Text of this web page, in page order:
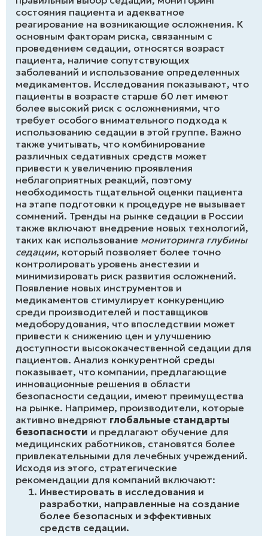
состояния пациента и адекватное
реагирование на возникающие осложнения. К
основным факторам риска, связанным с
проведением седации, относятся возраст
пациента, наличие сопутствующих
заболеваний и использование определенных
медикаментов. Исследования показывают, что
пациенты в возрасте старше 60 лет имеют
более высокий риск с осложнениями, что
требует особого внимательного подхода к
использованию седации в этой группе. Важно
также учитывать, что комбинирование
различных седативных средств может
привести к увеличению проявления
неблагоприятных реакций, поэтому
необходимость тщательной оценки пациента
на этапе подготовки к процедуре не вызывает
сомнений. Тренды на рынке седации в России
также включают внедрение новых технологий,
таких как использование мониторинга глубины
седации, который позволяет более точно
контролировать уровень анестезии и
минимизировать риск развития осложнений.
Появление новых инструментов и
медикаментов стимулирует конкуренцию
среди производителей и поставщиков
медоборудования, что впоследствии может
привести к снижению цен и улучшению
доступности высококачественной седации для
пациентов. Анализ конкурентной среды
показывает, что компании, предлагающие
инновационные решения в области
безопасности седации, имеют преимущества
на рынке. Например, производители, которые
активно внедряют глобальные стандарты
безопасности и предлагают обучение для
медицинских работников, становятся более
привлекательными для лечебных учреждений.
Исходя из этого, стратегические
рекомендации для компаний включают:
Инвестировать в исследования и
разработки, направленные на создание
более безопасных и эффективных
средств седации.